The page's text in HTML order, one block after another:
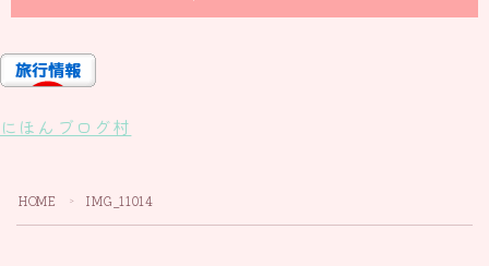
にほんブログ村
HOME ＞ IMG_11014